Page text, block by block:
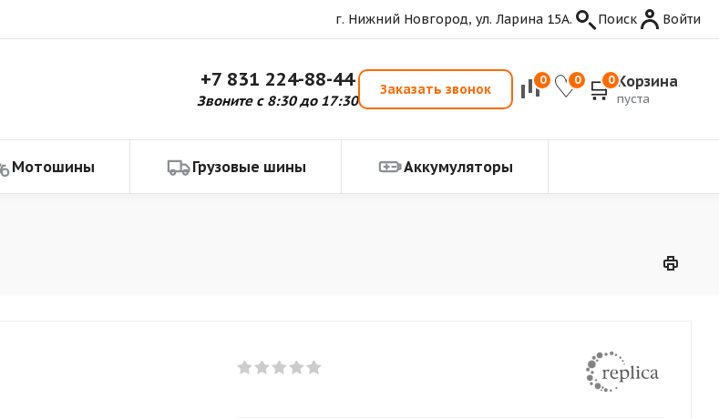
г. Нижний Новгород, ул. Ларина 15А. Поиск Войти
+7 831 224-88-44
Звоните с 8:30 до 17:30
Заказать звонок
0 0 0 Корзина
пуста
Мотошины Грузовые шины Аккумуляторы